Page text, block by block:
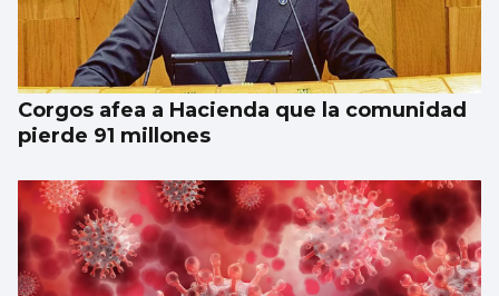
Corgos afea a Hacienda que la comunidad
pierde 91 millones